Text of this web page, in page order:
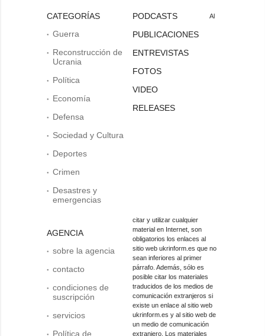
CATEGORÍAS
Guerra
Reconstrucción de
Ucrania
Política
Economía
Defensa
Sociedad y Cultura
Deportes
Crimen
Desastres y
emergencias
AGENCIA
sobre la agencia
contacto
condiciones de
suscripción
servicios
Política de
PODCASTS
PUBLICACIONES
ENTREVISTAS
FOTOS
VIDEO
RELEASES
Al
citar y utilizar cualquier
material en Internet, son
obligatorios los enlaces al
sitio web ukrinform.es que no
sean inferiores al primer
párrafo. Además, sólo es
posible citar los materiales
traducidos de los medios de
comunicación extranjeros si
existe un enlace al sitio web
ukrinform.es y al sitio web de
un medio de comunicación
extranjero. Los materiales